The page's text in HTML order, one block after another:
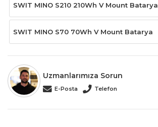
SWIT MINO S210 210Wh V Mount Batarya
SWIT MINO S70 70Wh V Mount Batarya
Uzmanlarımıza Sorun
E-Posta Telefon